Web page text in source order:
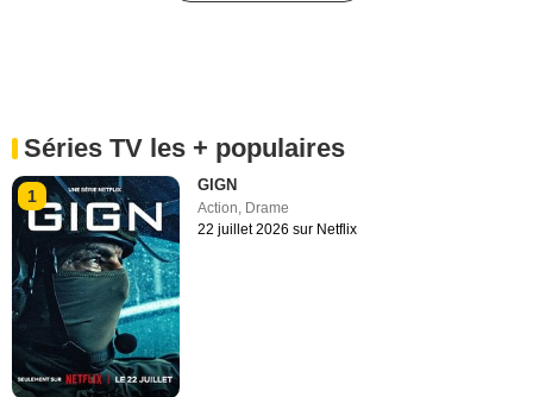
Séries TV les + populaires
1
GIGN
Action, Drame
22 juillet 2026 sur Netflix